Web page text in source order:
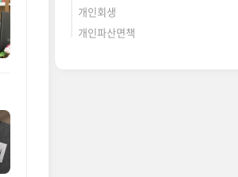
개인회생
개인파산면책